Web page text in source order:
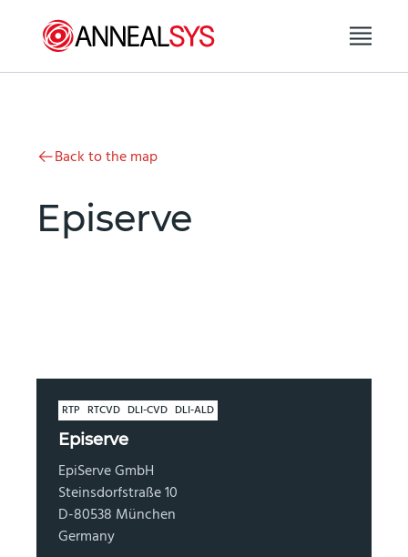
Back to the map
Episerve
RTP RTCVD DLI-CVD DLI-ALD
Episerve
EpiServe GmbH
Steinsdorfstraße 10
D-80538 München
Germany